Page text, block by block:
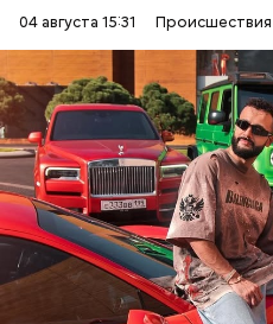
04 августа 15:31 Происшествия
В мае 2025 года МВД РФ
международный розыск
В его отношении
неуплате налогов и
доходов в особо крупном
мужчину заочно
Фото: База розыска МВД РФ
НАЛОГИ ПОИСК ЛЮДЕЙ
ГАСАН ГУСЕЙНОВ